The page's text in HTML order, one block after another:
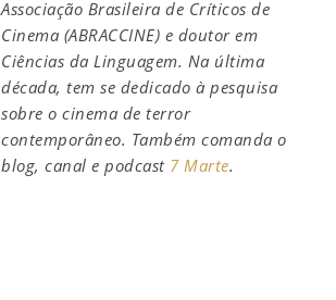
Associação Brasileira de Críticos de
Cinema (ABRACCINE) e doutor em
Ciências da Linguagem. Na última
década, tem se dedicado à pesquisa
sobre o cinema de terror
contemporâneo. Também comanda o
blog, canal e podcast 7 Marte.